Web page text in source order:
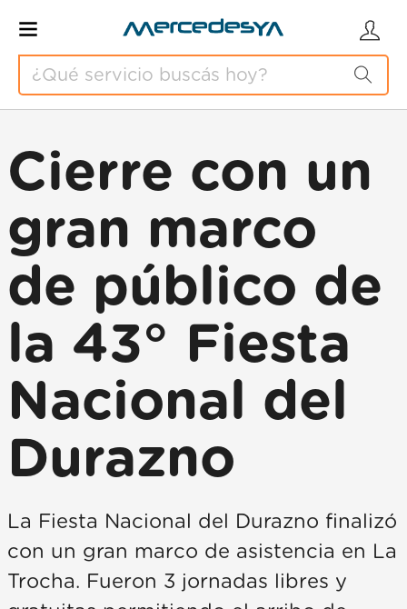
Cierre con un
gran marco
de público de
la 43° Fiesta
Nacional del
Durazno
La Fiesta Nacional del Durazno finalizó
con un gran marco de asistencia en La
Trocha. Fueron 3 jornadas libres y